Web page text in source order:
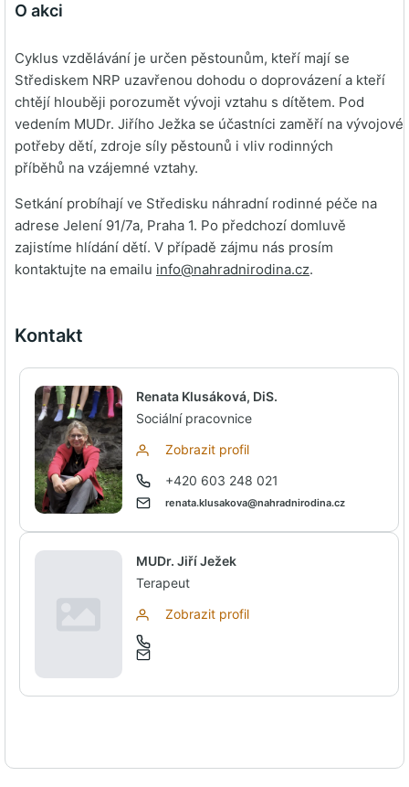
O akci
Cyklus vzdělávání je určen pěstounům, kteří mají se
Střediskem NRP uzavřenou dohodu o doprovázení a kteří
chtějí hlouběji porozumět vývoji vztahu s dítětem. Pod
vedením MUDr. Jiřího Ježka se účastníci zaměří na vývojové
potřeby dětí, zdroje síly pěstounů i vliv rodinných
příběhů na vzájemné vztahy.
Setkání probíhají ve Středisku náhradní rodinné péče na
adrese Jelení 91/7a, Praha 1. Po předchozí domluvě
zajistíme hlídání dětí. V případě zájmu nás prosím
kontaktujte na emailu info@nahradnirodina.cz.
Kontakt
Renata Klusáková, DiS.
Sociální pracovnice
Zobrazit profil
+420 603 248 021
renata.klusakova@nahradnirodina.cz
MUDr. Jiří Ježek
Terapeut
Zobrazit profil